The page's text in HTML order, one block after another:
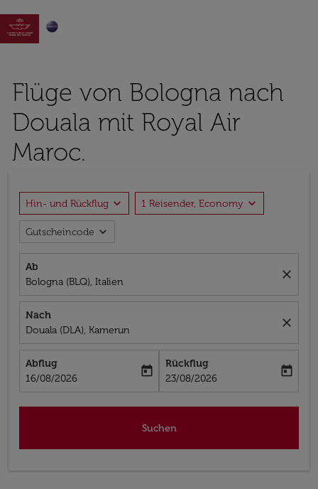

Flüge von Bologna nach
Douala mit Royal Air
Maroc.
Hin- und Rückflug expand_more 1 Reisender, Economy expand_more
Gutscheincode expand_more
Ab
Bologna (BLQ), Italien
close
Nach
Douala (DLA), Kamerun
close
Abflug
fc-booking-departure-date-aria-label
16/08/2026
today
Rückflug
fc-booking-return-date-aria-label
23/08/2026
today
Suchen